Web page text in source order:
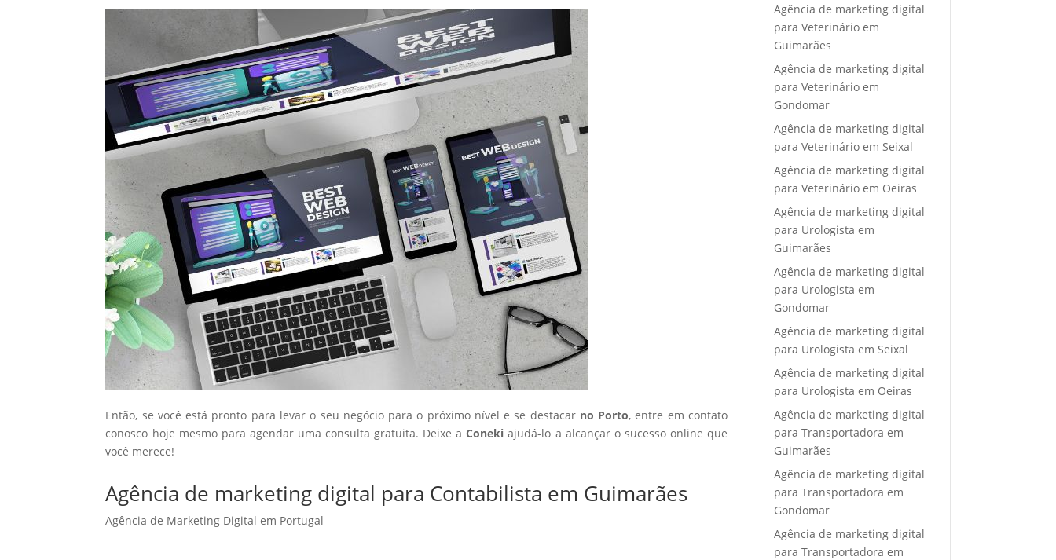
Então, se você está pronto para levar o seu negócio para o próximo nível e se destacar no Porto, entre em contato
conosco hoje mesmo para agendar uma consulta gratuita. Deixe aConeki ajudá-lo a alcançar o sucesso online que
você merece!
Agência de marketing digital para Contabilista em Guimarães
Agência de Marketing Digital em Portugal
Agência de marketing digital
para Veterinário em
Guimarães
Agência de marketing digital
para Veterinário em
Gondomar
Agência de marketing digital
para Veterinário em Seixal
Agência de marketing digital
para Veterinário em Oeiras
Agência de marketing digital
para Urologista em
Guimarães
Agência de marketing digital
para Urologista em
Gondomar
Agência de marketing digital
para Urologista em Seixal
Agência de marketing digital
para Urologista em Oeiras
Agência de marketing digital
para Transportadora em
Guimarães
Agência de marketing digital
para Transportadora em
Gondomar
Agência de marketing digital
para Transportadora em